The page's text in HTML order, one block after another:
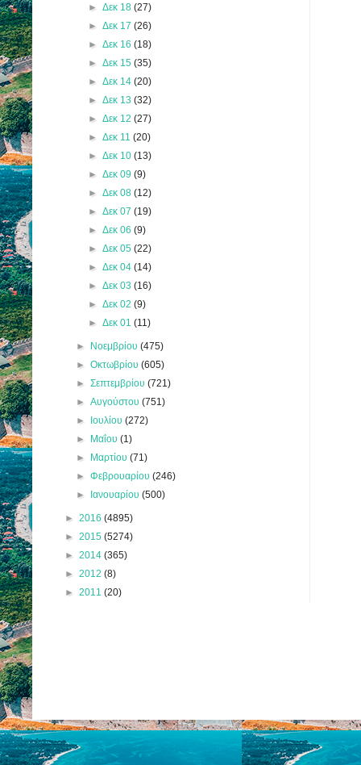
► Δεκ 18 (27)
► Δεκ 17 (26)
► Δεκ 16 (18)
► Δεκ 15 (35)
► Δεκ 14 (20)
► Δεκ 13 (32)
► Δεκ 12 (27)
► Δεκ 11 (20)
► Δεκ 10 (13)
► Δεκ 09 (9)
► Δεκ 08 (12)
► Δεκ 07 (19)
► Δεκ 06 (9)
► Δεκ 05 (22)
► Δεκ 04 (14)
► Δεκ 03 (16)
► Δεκ 02 (9)
► Δεκ 01 (11)
► Νοεμβρίου(475)
►Οκτωβρίου(605)
►Σεπτεμβρίου(721)
►Αυγούστου(751)
► Ιουλίου(272)
► Μαΐου(1)
► Μαρτίου(71)
►Φεβρουαρίου(246)
► Ιανουαρίου(500)
► 2016 (4895)
► 2015 (5274)
► 2014 (365)
► 2012 (8)
► 2011 (20)